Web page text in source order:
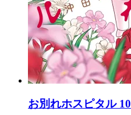
お別れホスピタル 10